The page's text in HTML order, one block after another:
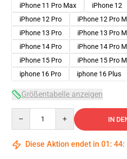
iPhone 11 Pro Max
iPhone 12
iPhone 12 Pro
iPhone 12 Pro
iPhone 13 Pro
iPhone 13 Pro
iPhone 14 Pro
iPhone 14 Pro
iPhone 15 Pro
iPhone 15 Pro
iphone 16 Pro
iphone 16 Plus
Größentabelle anzeigen
IN
Diese Aktion endet in 01 : 44: